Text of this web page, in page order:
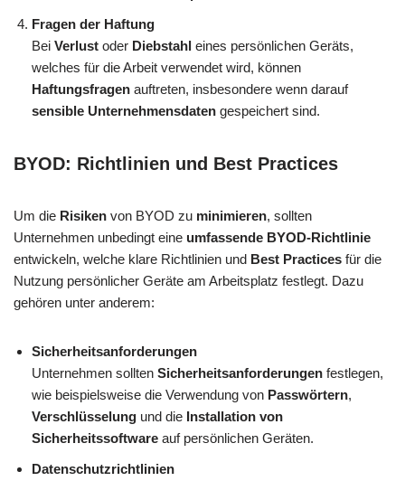
Fragen der Haftung
Bei Verlust oder Diebstahl eines persönlichen Geräts,
welches für die Arbeit verwendet wird, können
Haftungsfragen auftreten, insbesondere wenn darauf
sensible Unternehmensdaten gespeichert sind.
BYOD: Richtlinien und Best Practices
Um die Risiken von BYOD zu minimieren, sollten
Unternehmen unbedingt eine umfassende BYOD-Richtlinie
entwickeln, welche klare Richtlinien und Best Practices für die
Nutzung persönlicher Geräte am Arbeitsplatz festlegt. Dazu
gehören unter anderem:
Sicherheitsanforderungen
Unternehmen sollten Sicherheitsanforderungen festlegen,
wie beispielsweise die Verwendung von Passwörtern,
Verschlüsselung und die Installation von
Sicherheitssoftware auf persönlichen Geräten.
Datenschutzrichtlinien